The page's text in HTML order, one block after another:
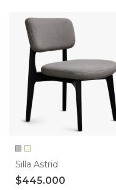
Silla Astrid
$445.000